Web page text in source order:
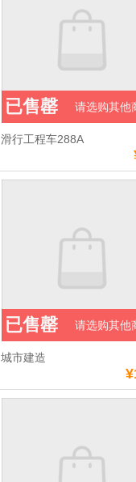
滑行工程车288A
已售罄 请选购其他
城市建造
已售罄 请选购其他